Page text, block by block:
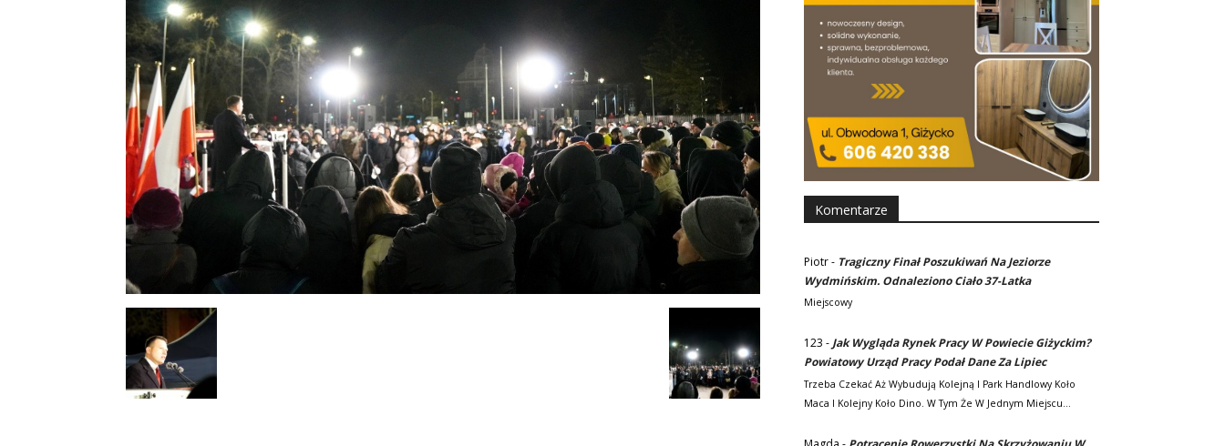
Komentarze
Piotr- Tragiczny Finał Poszukiwań Na Jeziorze
Wydmińskim. Odnaleziono Ciało 37-Latka
Miejscowy
123 - Jak Wygląda Rynek Pracy W Powiecie Giżyckim?
Powiatowy Urząd Pracy Podał Dane Za Lipiec
Trzeba Czekać Aż Wybudują Kolejną I Park Handlowy Koło
Maca I Kolejny Koło Dino. W Tym Że W Jednym Miejscu…